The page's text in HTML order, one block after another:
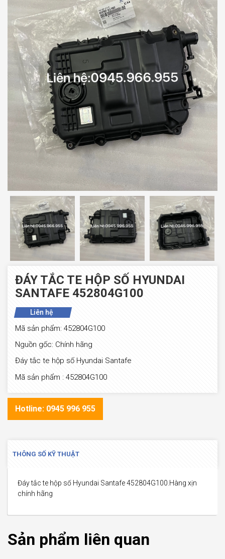
ĐÁY TẮC TE HỘP SỐ HYUNDAI
SANTAFE 452804G100
Liên hệ
Mã sản phẩm: 452804G100
Nguồn gốc: Chính hãng
Đáy tắc te hộp số Hyundai Santafe
Mã sản phẩm : 452804G100
Hotline: 0945 996 955
THÔNG SỐ KỸ THUẬT
Đáy tắc te hộp số Hyundai Santafe 452804G100.Hàng xịn
chính hãng
Sản phẩm liên quan